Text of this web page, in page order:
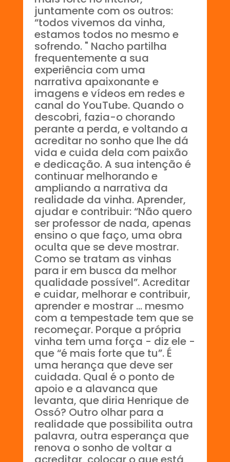
juntamente com os outros:
“todos vivemos da vinha,
estamos todos no mesmo e
sofrendo. " Nacho partilha
frequentemente a sua
experiência com uma
narrativa apaixonante e
imagens e vídeos em redes e
canal do YouTube. Quando o
descobri, fazia-o chorando
perante a perda, e voltando a
acreditar no sonho que lhe dá
vida e cuida dela com paixão
e dedicação. A sua intenção é
continuar melhorando e
ampliando a narrativa da
realidade da vinha. Aprender,
ajudar e contribuir: “Não quero
ser professor de nada, apenas
ensino o que faço, uma obra
oculta que se deve mostrar.
Como se tratam as vinhas
para ir em busca da melhor
qualidade possível”. Acreditar
e cuidar, melhorar e contribuir,
aprender e mostrar ... mesmo
com a tempestade tem que se
recomeçar. Porque a própria
vinha tem uma força - diz ele -
que “é mais forte que tu”. É
uma herança que deve ser
cuidada. Qual é o ponto de
apoio e a alavanca que
levanta, que diria Henrique de
Ossó? Outro olhar para a
realidade que possibilita outra
palavra, outra esperança que
renova o sonho de voltar a